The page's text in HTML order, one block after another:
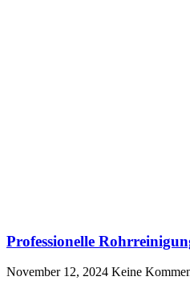
Professionelle
November 12, 2024 Keine